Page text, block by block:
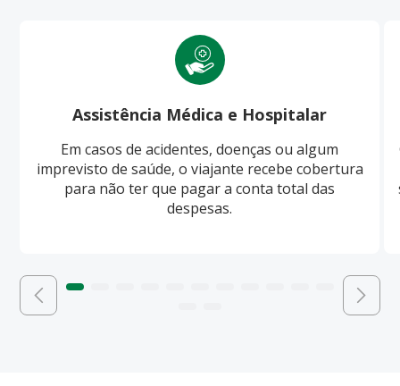
Assistência Médica e Hospitalar
Em casos de acidentes, doenças ou algum
imprevisto de saúde, o viajante recebe cobertura
para não ter que pagar a conta total das
despesas.